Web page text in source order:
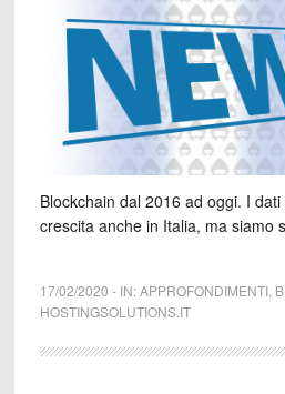
Blockchain dal 2016 ad oggi. I
crescita anche in Italia, ma siamo
17/02/2020 - IN:APPROFONDIMENTI,
HOSTINGSOLUTIONS.IT